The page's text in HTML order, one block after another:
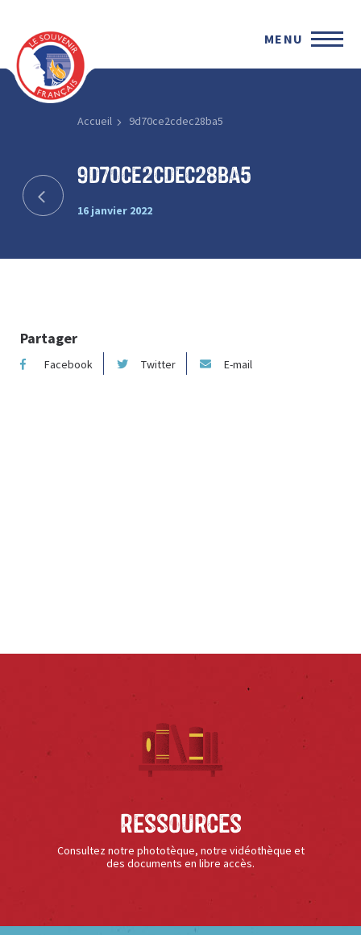
MENU
Accueil 9d70ce2cdec28ba5
9d70ce2cdec28ba5
16 janvier 2022
Partager
Facebook Twitter E-mail
Ressources
Consultez notre phototèque, notre vidéothèque et
des documents en libre accès.